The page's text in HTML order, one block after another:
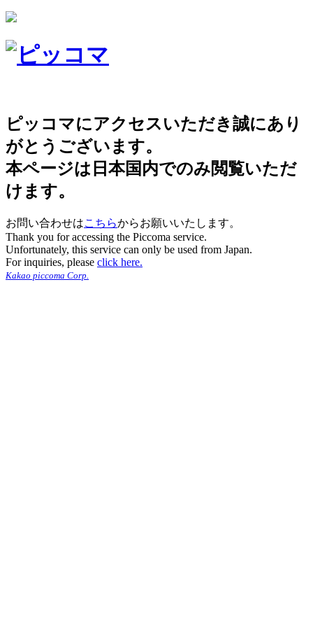
ピッコマにアクセスいただき誠にあり
がとうございます。
本ページは日本国内でのみ閲覧いただ
けます。
お問い合わせはこちらからお願いいたします。
Thank you for accessing the Piccoma service.
Unfortunately, this service can only be used from Japan.
For inquiries, please click here.
Kakao piccoma Corp.